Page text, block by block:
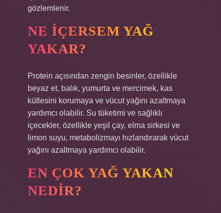
gözlemlenir.
NE IÇERSEM YAĞ
YAKAR?
Protein açısından zengin besinler, özellikle
beyaz et, balık, yumurta ve mercimek, kas
kütlesini korumaya ve vücut yağını azaltmaya
yardımcı olabilir. Su tüketimi ve sağlıklı
içecekler, özellikle yeşil çay, elma sirkesi ve
limon suyu, metabolizmayı hızlandırarak vücut
yağını azaltmaya yardımcı olabilir.
EN ÇOK YAĞ YAKAN
NEDIR?